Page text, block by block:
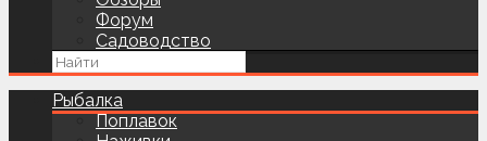
Форум
Садоводство
Рыбалка
Поплавок